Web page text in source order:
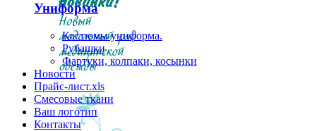
Униформа
Костюмы униформа.
Рубашки
Фартуки, колпаки, косынки
Новости
Прайс-лист.xls
Смесовые ткани
Ваш логотип
Контакты